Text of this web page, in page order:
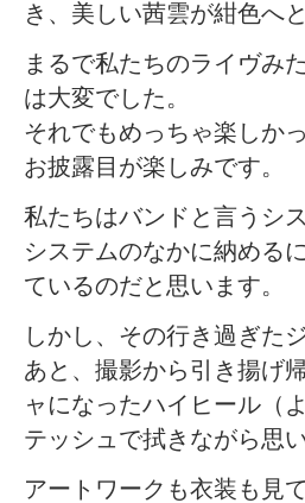
き、美しい茜雲が紺色へ
まるで私たちのライヴみ
は大変でした。
それでもめっちゃ楽しか
お披露目が楽しみです。
私たちはバンドと言うシ
システムのなかに納める
ているのだと思います。
しかし、その行き過ぎた
あと、撮影から引き揚げ
ャになったハイヒール（
テッシュで拭きながら思
アートワークも衣装も見